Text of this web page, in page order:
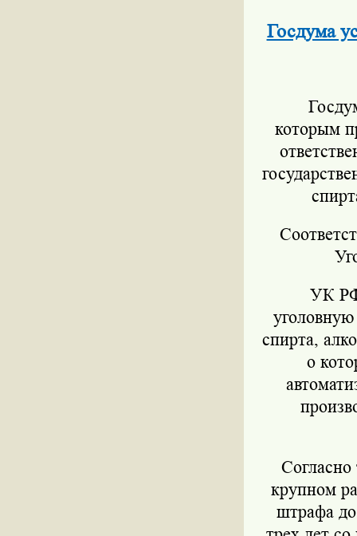
Госдума
которым
УК РФ
уголовную
спирта,
о
Согласно
крупном
штрафа